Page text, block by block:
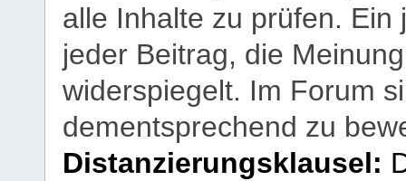
alle Inhalte zu prüfen.
jeder Beitrag, die
widerspiegelt. Im Forum
dementsprechend zu
Distanzierungsklausel: